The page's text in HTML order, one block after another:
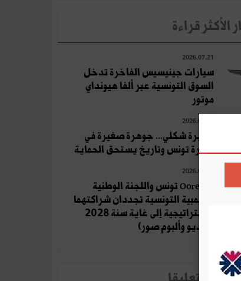
الأكثر قراءة
2026.07.21
سيارات جينيسيس الفاخرة تدخل
السوق التونسية عبر ألفا هيونداي
موتور
2026.07.21
جزيرة شكلي... جوهرة صغيرة في
بحيرة تونس وتاريخ يستحق الحماية
2026.07.22
Ooredoo تونس واللجنة الوطنية
الأولمبية التونسية تجددان شراكتهما
الاستراتيجية إلى غاية سنة 2028
(فيديو وألبوم صور)